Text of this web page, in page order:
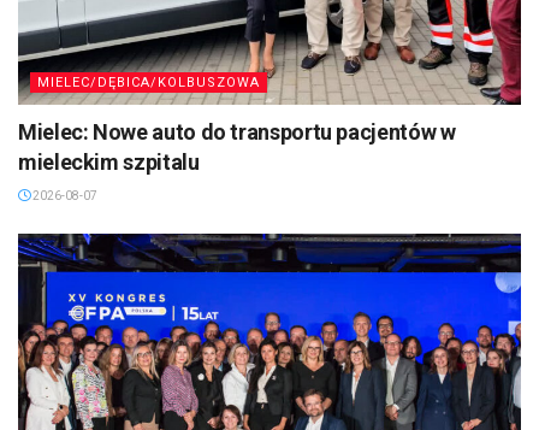
MIELEC/DĘBICA/KOLBUSZOWA
Mielec: Nowe auto do transportu pacjentów w
mieleckim szpitalu
2026-08-07